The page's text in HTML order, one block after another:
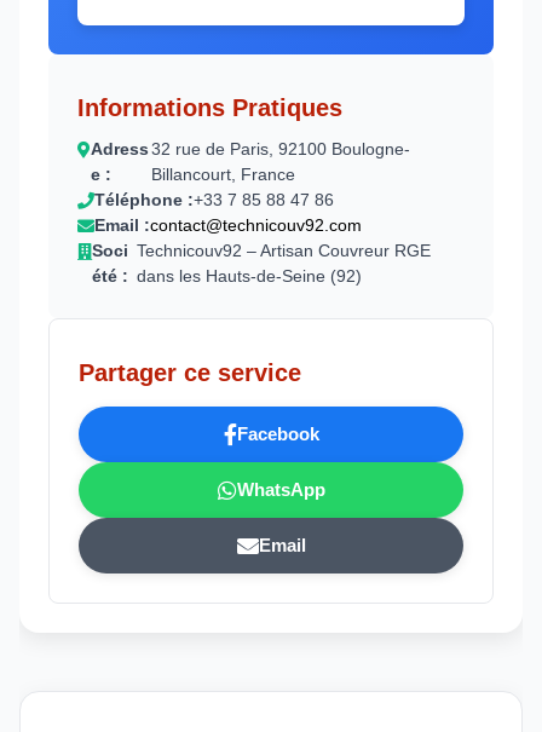
Informations Pratiques
Adress
e :
32 rue de Paris, 92100 Boulogne-
Billancourt, France
Téléphone :+33 7 85 88 47 86
Email :contact@technicouv92.com
Soci
été :
Technicouv92 – Artisan Couvreur RGE
dans les Hauts-de-Seine (92)
Partager ce service
Facebook
WhatsApp
Email